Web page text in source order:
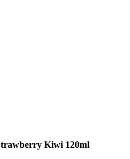
Kiwi 120ml